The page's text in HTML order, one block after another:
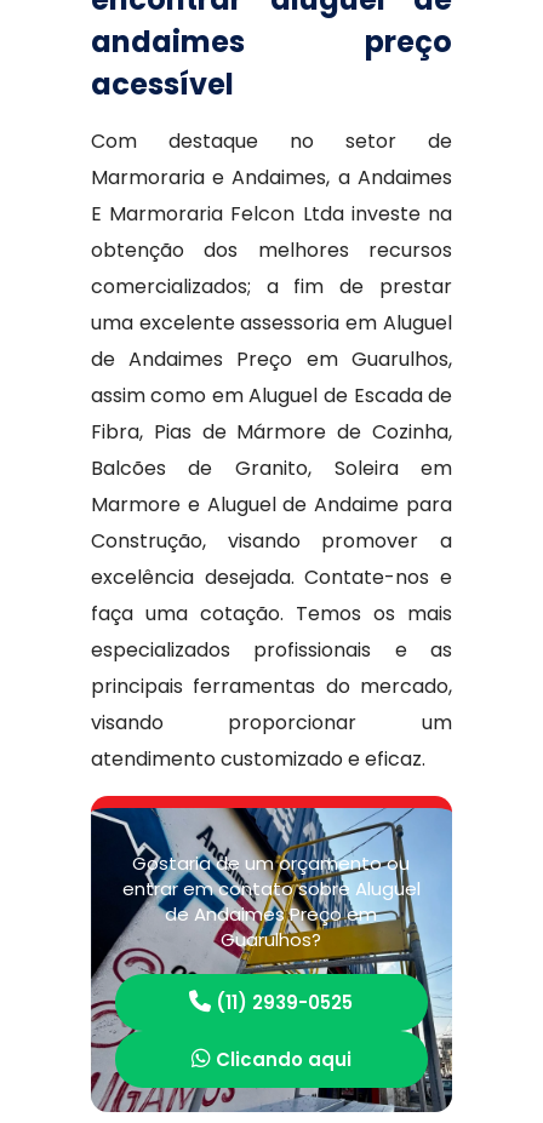
andaimes preço
acessível
Com destaque no setor de
Marmoraria e Andaimes, a Andaimes
E Marmoraria Felcon Ltda investe na
obtenção dos melhores recursos
comercializados; a fim de prestar
uma excelente assessoria em Aluguel
de Andaimes Preço em Guarulhos,
assim como em Aluguel de Escada de
Fibra, Pias de Mármore de Cozinha,
Balcões de Granito, Soleira em
Marmore e Aluguel de Andaime para
Construção, visando promover a
excelência desejada. Contate-nos e
faça uma cotação. Temos os mais
especializados profissionais e as
principais ferramentas do mercado,
visando proporcionar um
atendimento customizado e eficaz.
Gostaria de um orçamento ou
entrar em contato sobre Aluguel
de Andaimes Preço em
Guarulhos?
(11) 2939-0525
Clicando aqui